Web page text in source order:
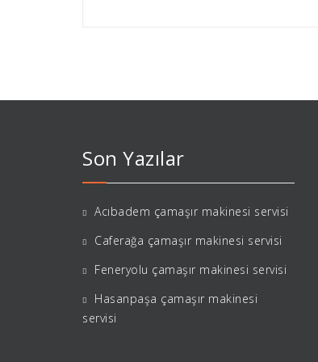
Son Yazılar
Acıbadem çamaşır makinesi servisi
Caferağa çamaşır makinesi servisi
Feneryolu çamaşır makinesi servisi
Hasanpaşa çamaşır makinesi
servisi